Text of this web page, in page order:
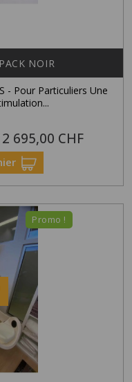
NOIR
- Pour Particuliers Une
Prix
2 695,00 CHF
Promo !